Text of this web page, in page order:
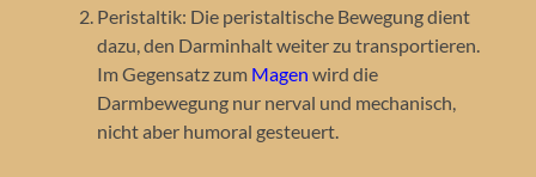
Peristaltik: Die peristaltische Bewegung dient
dazu, den Darminhalt weiter zu transportieren.
Im Gegensatz zum Magen wird die
Darmbewegung nur nerval und mechanisch,
nicht aber humoral gesteuert.